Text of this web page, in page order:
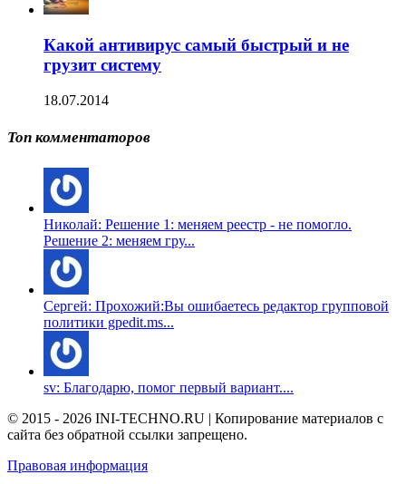
Какой антивирус самый быстрый и не
грузит систему
18.07.2014
Топ комментаторов
Николай: Решение 1: меняем реестр - не помогло.
Решение 2: меняем гру...
Сергей: Прохожий:Вы ошибаетесь редактор групповой
политики gpedit.ms...
sv: Благодарю, помог первый вариант....
© 2015 - 2026 INI-TECHNO.RU | Копирование материалов с
сайта без обратной ссылки запрещено.
Правовая информация